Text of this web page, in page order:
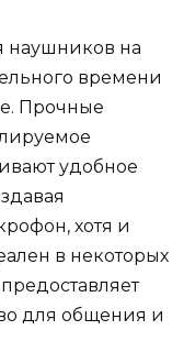
наушников на
времени
Прочные
удобное
хотя и
в некоторых
для общения и